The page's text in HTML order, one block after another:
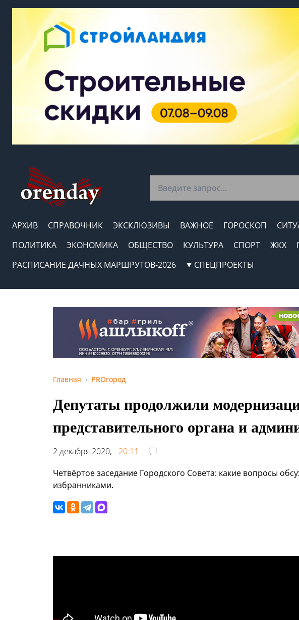
АРХИВ СПРАВОЧНИК ЭКСКЛЮЗИВЫ ВАЖНОЕ ГОРОСКОП
ПОЛИТИКА
ЭКОНОМИКА ОБЩЕСТВО КУЛЬТУРА СПОРТ ЖКХ
РАСПИСАНИЕ ДАЧНЫХ МАРШРУТОВ-2026
СПЕЦПРОЕКТЫ
Главная PROгород
Депутаты продолжили
представительного органа и
2 декабря 2020,
20:11
Четвёртое заседание Городского Совета: какие вопросы
избранниками.